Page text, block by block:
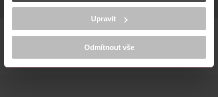
K provozu stránek, personalizaci obsahu a reklam, funkcí sociálních
médií, analýze návštěvnosti, které mohou nést osobní údaje.
Více najdete vprohlášení o ochraně osobních údajů.
Děkujeme za pochopení. >více o cookies<
Upravit
Odmítnout vše
Originální vánoční ozdoba ve tvaru červeného autíčka s
bílými detaily, které veze zasněžený stromeček. Stylový
doplněk pro hravou a moderní výzdobu interiéru. Balení